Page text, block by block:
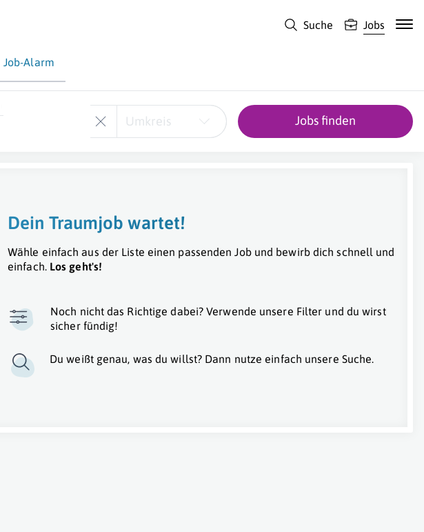
Suche Jobs
Job-Alarm
Umkreis Jobs finden
Dein Traumjob wartet!
Wähle einfach aus der Liste einen passenden Job und bewirb dich schnell und
einfach. Los geht's!
Noch nicht das Richtige dabei? Verwende unsere Filter und du wirst
sicher fündig!
Du weißt genau, was du willst? Dann nutze einfach unsere Suche.